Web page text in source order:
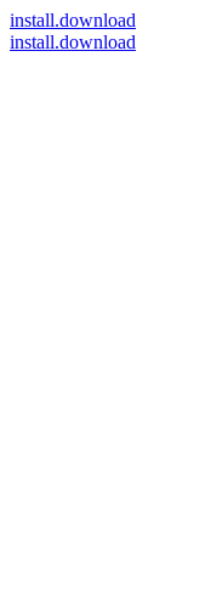
install.download
install.download